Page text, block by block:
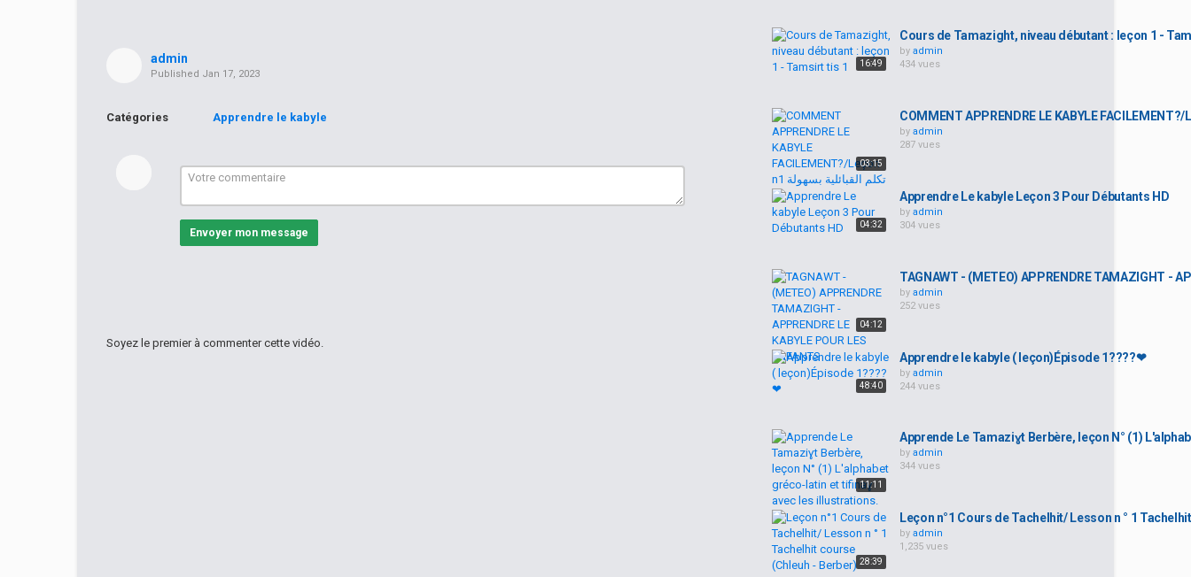
admin
Published Jan 17, 2023
Catégories Apprendre le kabyle
Envoyer mon message
Soyez le premier à commenter cette vidéo.
16:49
Cours de Tamazight, niveau débutant : leçon 1 -
by admin
434 vues
03:15
by admin
287 vues
04:32
Apprendre Le kabyle Leçon 3 Pour Débutants HD
by admin
304 vues
04:12
TAGNAWT - (METEO) APPRENDRE TAMAZIGHT -
by admin
252 vues
48:40
Apprendre le kabyle ( leçon)Épisode 1????❤
by admin
244 vues
11:11
Apprende Le Tamaziɣt Berbère, leçon N° (1)
by admin
344 vues
28:39
Leçon n°1 Cours de Tachelhit/ Lesson n ° 1
by admin
1,235 vues